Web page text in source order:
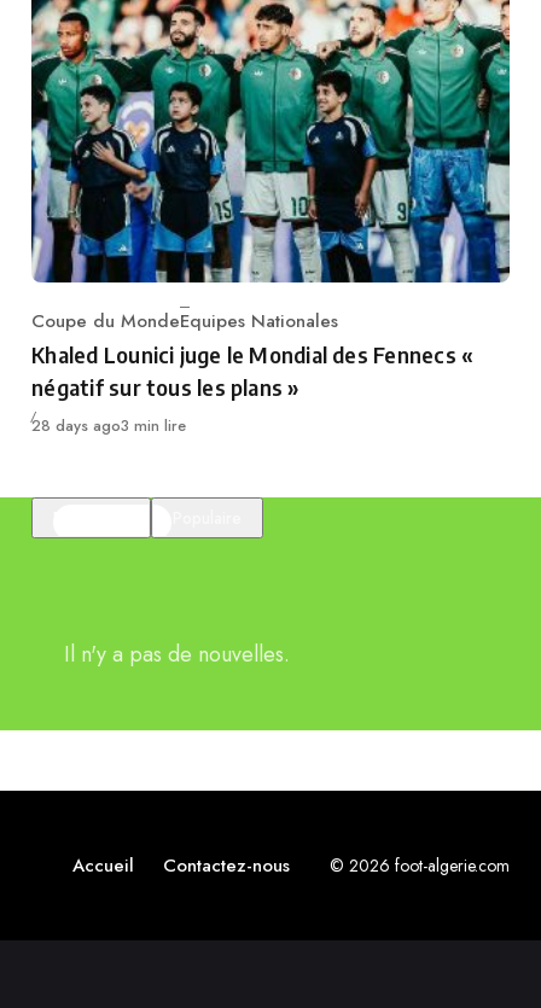
Category
Coupe du MondeEquipes Nationales
Khaled Lounici juge le Mondial des Fennecs «
négatif sur tous les plans »
Publié
28 days ago3 min lire
Il n'y a pas de nouvelles.
Accueil Contactez-nous © 2026 foot-algerie.com